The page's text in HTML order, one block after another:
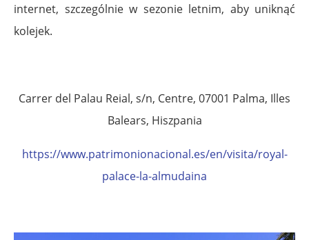
internet, szczególnie w sezonie letnim, aby uniknąć
kolejek.
Carrer del Palau Reial, s/n, Centre, 07001 Palma, Illes
Balears, Hiszpania
https://www.patrimonionacional.es/en/visita/royal-
palace-la-almudaina